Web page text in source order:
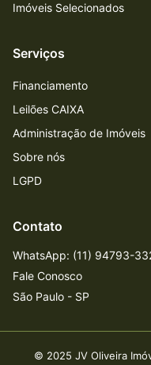
Imóveis Selecionados
Serviços
Financiamento
Leilões CAIXA
Administração de Imóveis
Sobre nós
LGPD
Contato
WhatsApp: (11) 94793-
Fale Conosco
São Paulo - SP
© 2025 JV Oliveira